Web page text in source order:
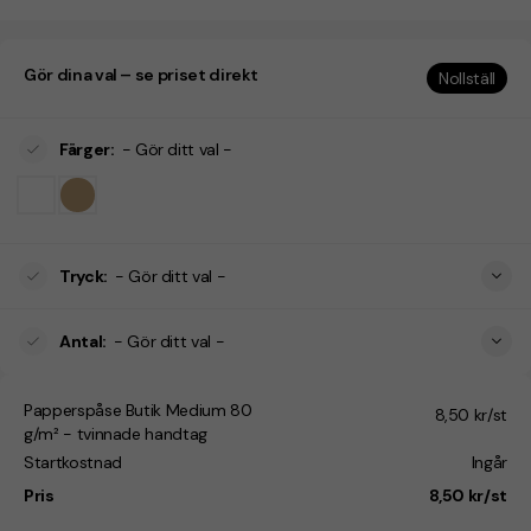
Gör dina val – se priset direkt Nollställ
Färger: - Gör ditt val -
Tryck: - Gör ditt val -
Antal: - Gör ditt val -
Papperspåse Butik Medium 80
g/m² - tvinnade handtag
8,50 kr/st
Startkostnad
Ingår
Pris
8,50 kr/st